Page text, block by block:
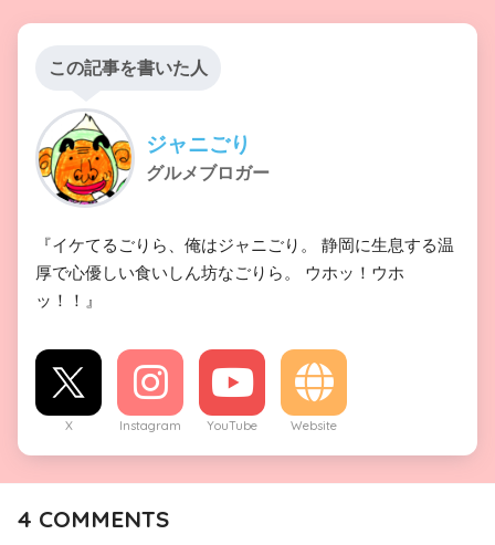
この記事を書いた人
ジャニごり
グルメブロガー
『イケてるごりら、俺はジャニごり。 静岡に生息する温
厚で心優しい食いしん坊なごりら。 ウホッ！ウホ
ッ！！』
X Instagram YouTube Website
4 COMMENTS